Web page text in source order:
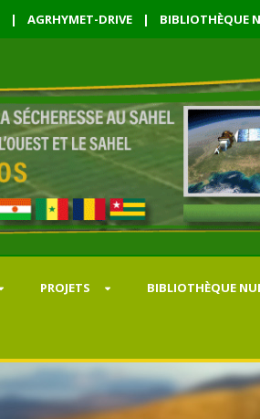
| AGRHYMET-DRIVE | BIBLIOTHÈQUE
PROJETS BIBLIOTHÈQUE